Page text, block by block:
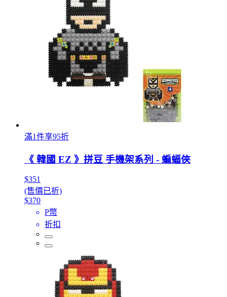
滿1件享95折
《 韓國 EZ 》拼豆 手機架系列 - 蝙蝠俠
$351
(售價已折)
$370
P幣
折扣